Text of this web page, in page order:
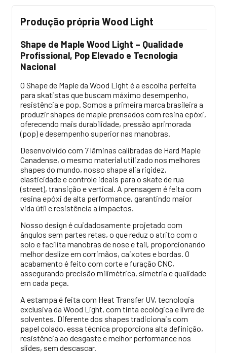
Produção própria Wood Light
Shape de Maple Wood Light – Qualidade
Profissional, Pop Elevado e Tecnologia
Nacional
O Shape de Maple da Wood Light é a escolha perfeita
para skatistas que buscam máximo desempenho,
resistência e pop. Somos a primeira marca brasileira a
produzir shapes de maple prensados com resina epóxi,
oferecendo mais durabilidade, pressão aprimorada
(pop) e desempenho superior nas manobras.
Desenvolvido com 7 lâminas calibradas de Hard Maple
Canadense, o mesmo material utilizado nos melhores
shapes do mundo, nosso shape alia rigidez,
elasticidade e controle ideais para o skate de rua
(street), transição e vertical. A prensagem é feita com
resina epóxi de alta performance, garantindo maior
vida útil e resistência a impactos.
Nosso design é cuidadosamente projetado com
ângulos sem partes retas, o que reduz o atrito com o
solo e facilita manobras de nose e tail, proporcionando
melhor deslize em corrimãos, caixotes e bordas. O
acabamento é feito com corte e furação CNC,
assegurando precisão milimétrica, simetria e qualidade
em cada peça.
A estampa é feita com Heat Transfer UV, tecnologia
exclusiva da Wood Light, com tinta ecológica e livre de
solventes. Diferente dos shapes tradicionais com
papel colado, essa técnica proporciona alta definição,
resistência ao desgaste e melhor performance nos
slides, sem descascar.